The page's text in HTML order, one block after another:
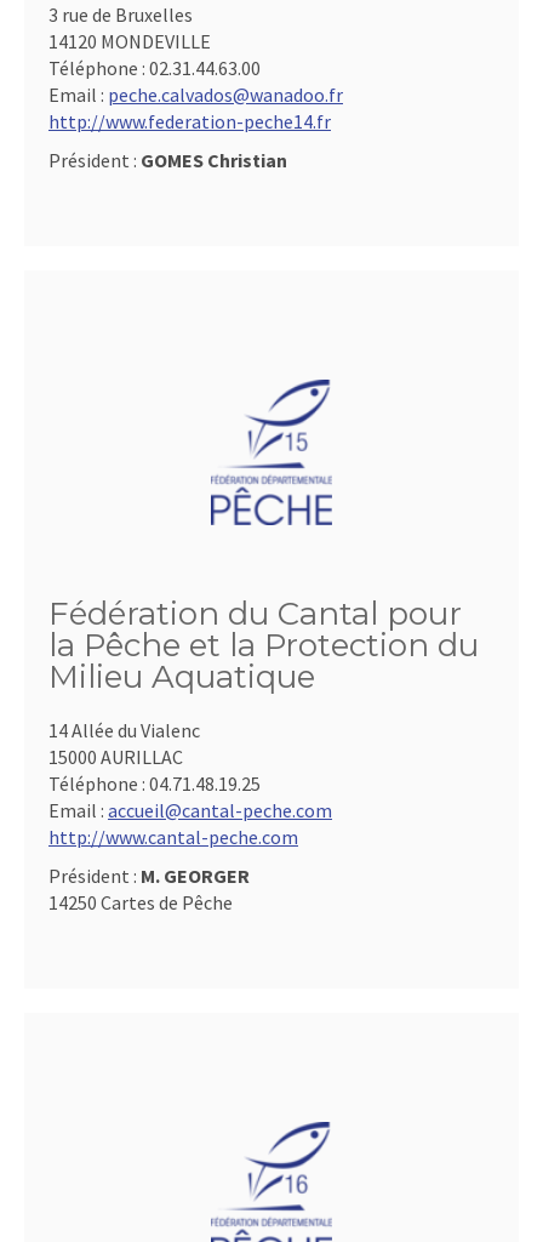
3 rue de Bruxelles
14120 MONDEVILLE
Téléphone : 02.31.44.63.00
Email : peche.calvados@wanadoo.fr
http://www.federation-peche14.fr
Président : GOMES Christian
Fédération du Cantal pour
la Pêche et la Protection du
Milieu Aquatique
14 Allée du Vialenc
15000 AURILLAC
Téléphone : 04.71.48.19.25
Email : accueil@cantal-peche.com
http://www.cantal-peche.com
Président : M. GEORGER
14250 Cartes de Pêche